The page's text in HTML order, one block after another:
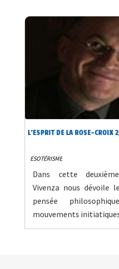
L'ESPRIT DE LA ROSE-CROIX
ESOTÉRISME
Dans cette
Vivenza nous dévoile
pensée
mouvements